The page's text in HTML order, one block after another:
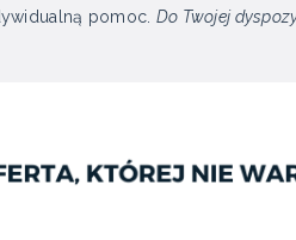
pomoc. Do Twojej